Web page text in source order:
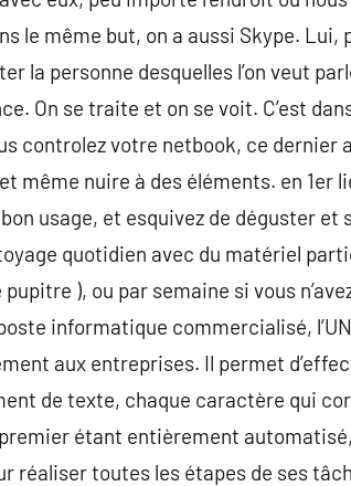
le même but, on a aussi Skype. Lui,
la personne desquelles l’on veut
On se traite et on se voit. C’est
controlez votre netbook, ce dernier
même nuire à des éléments. en 1er
usage, et esquivez de déguster et
quotidien avec du matériel
), ou par semaine si vous
informatique commercialisé,
aux entreprises. Il permet
de texte, chaque caractère qui
étant entièrement
réaliser toutes les étapes de ses